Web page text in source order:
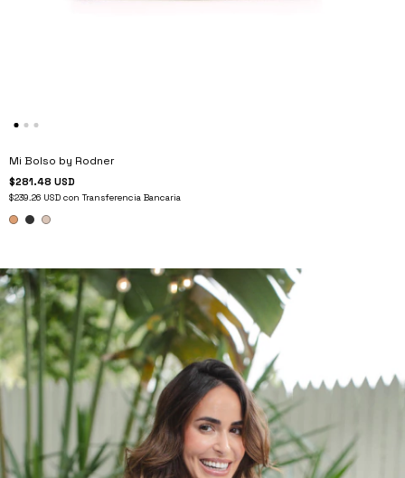
Mi Bolso by Rodner
$281.48 USD
$239.26 USD con Transferencia Bancaria